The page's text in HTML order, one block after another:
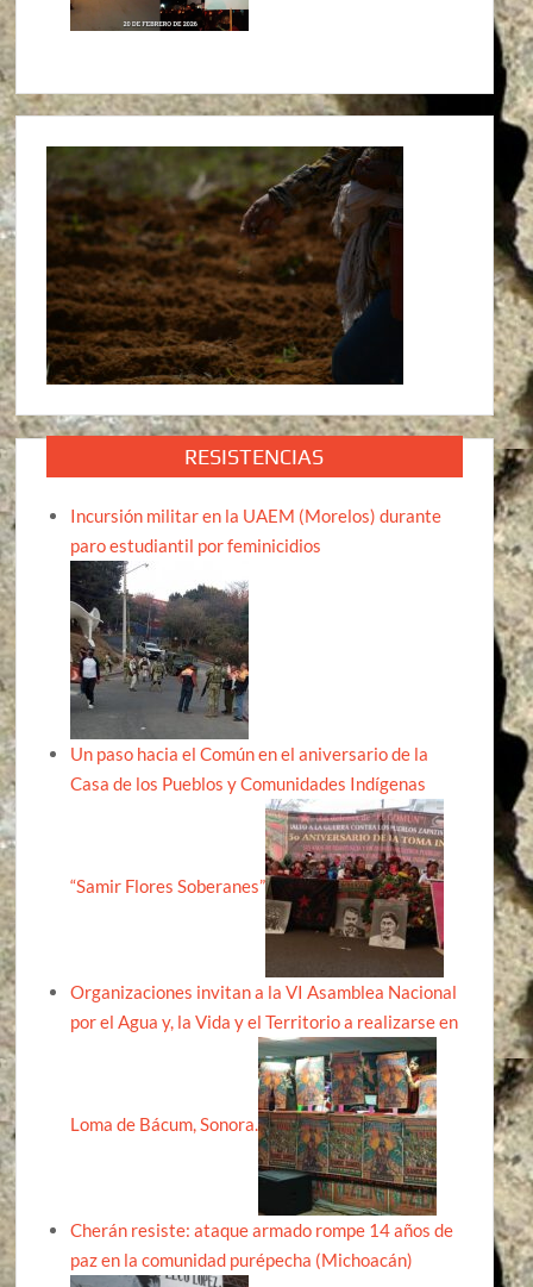
RESISTENCIAS
Incursión militar en la UAEM (Morelos) durante
paro estudiantil por feminicidios
Un paso hacia el Común en el aniversario de la
Casa de los Pueblos y Comunidades Indígenas
“Samir Flores Soberanes”
Organizaciones invitan a la VI Asamblea Nacional
por el Agua y, la Vida y el Territorio a realizarse en
Loma de Bácum, Sonora.
Cherán resiste: ataque armado rompe 14 años de
paz en la comunidad purépecha (Michoacán)